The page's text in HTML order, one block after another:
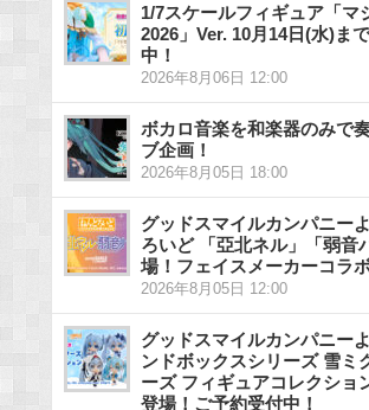
1/7スケールフィギュア「マ
2026」Ver. 10月14日(水)ま
中！
2026年8月06日 12:00
ボカロ音楽を和楽器のみで
ブ企画！
2026年8月05日 18:00
グッドスマイルカンパニー
ろいど 「亞北ネル」「弱音
場！フェイスメーカーコラ
2026年8月05日 12:00
グッドスマイルカンパニー
ンドボックスシリーズ 雪ミ
ーズ フィギュアコレクショ
登場！ご予約受付中！